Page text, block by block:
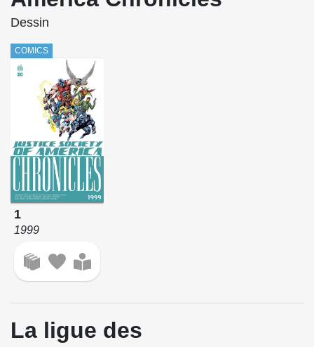
Dessin
COMICS
1
1999
La ligue des